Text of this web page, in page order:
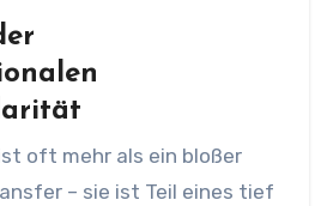
oft mehr als ein bloßer
– sie ist Teil eines tief